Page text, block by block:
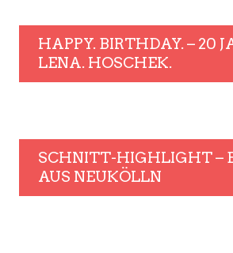
HAPPY. BIRTHDAY. – 20
LENA. HOSCHEK.
SCHNITT-HIGHLIGHT –
AUS NEUKÖLLN